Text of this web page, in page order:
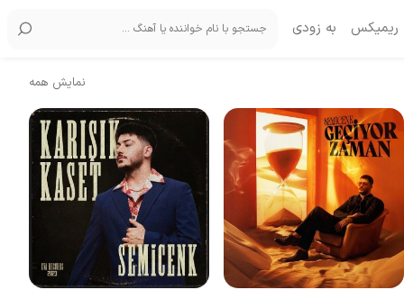
ریمیکس به زودی
نمایش همه